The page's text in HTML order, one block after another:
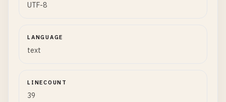
UTF-8
LANGUAGE
text
LINECOUNT
39